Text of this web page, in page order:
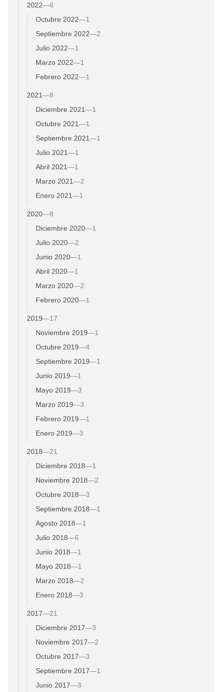
2022—6
Octubre 2022—1
Septiembre 2022—2
Julio 2022—1
Marzo 2022—1
Febrero 2022—1
2021—8
Diciembre 2021—1
Octubre 2021—1
Septiembre 2021—1
Julio 2021—1
Abril 2021—1
Marzo 2021—2
Enero 2021—1
2020—8
Diciembre 2020—1
Julio 2020—2
Junio 2020—1
Abril 2020—1
Marzo 2020—2
Febrero 2020—1
2019—17
Noviembre 2019—1
Octubre 2019—4
Septiembre 2019—1
Junio 2019—1
Mayo 2019—3
Marzo 2019—3
Febrero 2019—1
Enero 2019—3
2018—21
Diciembre 2018—1
Noviembre 2018—2
Octubre 2018—3
Septiembre 2018—1
Agosto 2018—1
Julio 2018—6
Junio 2018—1
Mayo 2018—1
Marzo 2018—2
Enero 2018—3
2017—21
Diciembre 2017—3
Noviembre 2017—2
Octubre 2017—3
Septiembre 2017—1
Junio 2017—3